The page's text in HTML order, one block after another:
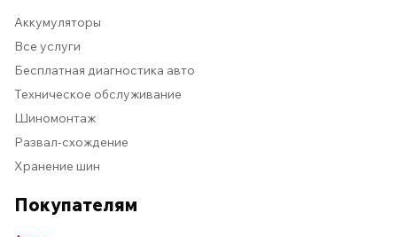
Аккумуляторы
Все услуги
Бесплатная диагностика авто
Техническое обслуживание
Шиномонтаж
Развал-схождение
Хранение шин
Покупателям